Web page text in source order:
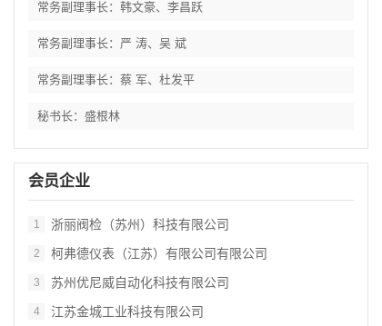
常务副理事长：韩文豪、李昌跃
常务副理事长：严 涛、吴 斌
常务副理事长：蔡 军、杜发平
秘书长：盛根林
会员企业
1 浙丽阀检（苏州）科技有限公司
2 柯弗德仪表（江苏）有限公司有限公司
3 苏州优尼威自动化科技有限公司
4 江苏金城工业科技有限公司